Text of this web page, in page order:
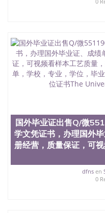
材料； 3、留服注册申
交时间，公司人员陪同
学院的毕业证成绩单所
结构（包括：水印，阴
银，LOGO烫金烫银复
镭射，紫外荧光，温感
对照。质量得到了广大
业证，录取通知书，在
新信息， 能够在时间掌
寸大小，纸张材质，防
原版实物，以求达到客
们在保证合理定价的同
质和效率不断优化，为
咨询顾问：Sam q/微信
信:551190476办理毕业
知书，雅思，留学回国证
国外毕业证出售Q/微
学文凭证书，办理国外
册经营，质量保证，可
dfnsen
0